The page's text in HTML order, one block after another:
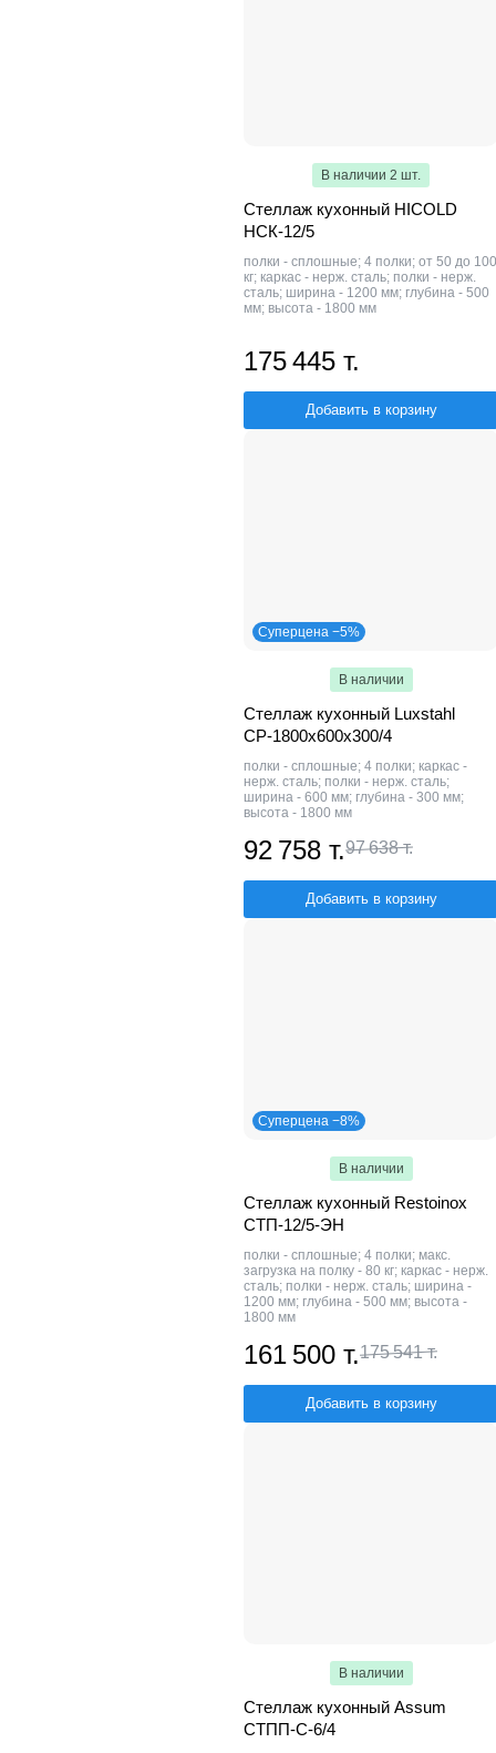
В наличии 2 шт.
Стеллаж кухонный HICOLD
НСК-12/5
полки - сплошные; 4 полки; от 50 до 100
кг; каркас - нерж. сталь; полки - нерж.
сталь; ширина - 1200 мм; глубина - 500
мм; высота - 1800 мм
175 445 т.
Добавить в корзину
Суперцена −5%
В наличии
Стеллаж кухонный Luxstahl
СР-1800x600x300/4
полки - сплошные; 4 полки; каркас -
нерж. сталь; полки - нерж. сталь;
ширина - 600 мм; глубина - 300 мм;
высота - 1800 мм
92 758 т.97 638 т.
Добавить в корзину
Суперцена −8%
В наличии
Стеллаж кухонный Restoinox
СТП-12/5-ЭН
полки - сплошные; 4 полки; макс.
загрузка на полку - 80 кг; каркас - нерж.
сталь; полки - нерж. сталь; ширина -
1200 мм; глубина - 500 мм; высота -
1800 мм
161 500 т.175 541 т.
Добавить в корзину
В наличии
Стеллаж кухонный Assum
СТПП-С-6/4